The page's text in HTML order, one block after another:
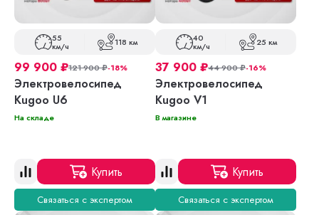
55
км/ч 118 км
99 900 ₽121 900₽-18%
Электровелосипед
Kugoo U6
На складе
Купить
Связаться с экспертом
40
км/ч 25 км
37 900 ₽44 900₽-16%
Электровелосипед
Kugoo V1
В магазине
Купить
Связаться с экспертом